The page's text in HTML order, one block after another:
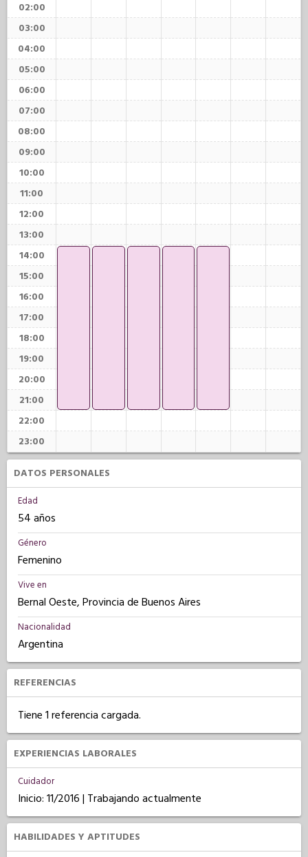
02:00
03:00
04:00
05:00
06:00
07:00
08:00
09:00
10:00
11:00
12:00
13:00
14:00
15:00
16:00
17:00
18:00
19:00
20:00
21:00
22:00
23:00
DATOS PERSONALES
Edad
54 años
Género
Femenino
Vive en
Bernal Oeste, Provincia de Buenos Aires
Nacionalidad
Argentina
REFERENCIAS
Tiene 1 referencia cargada.
EXPERIENCIAS LABORALES
Cuidador
Inicio: 11/2016 | Trabajando actualmente
HABILIDADES Y APTITUDES